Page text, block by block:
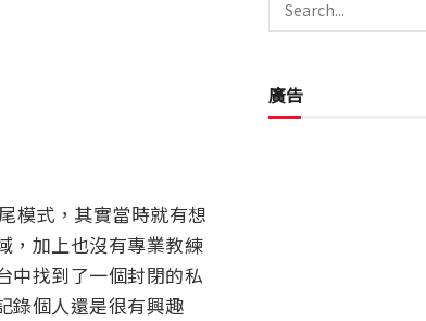
模式，其實當時就有想
，加上也沒有專業教練
中找到了一個封閉的私
錄個人還是很有興趣
廣告